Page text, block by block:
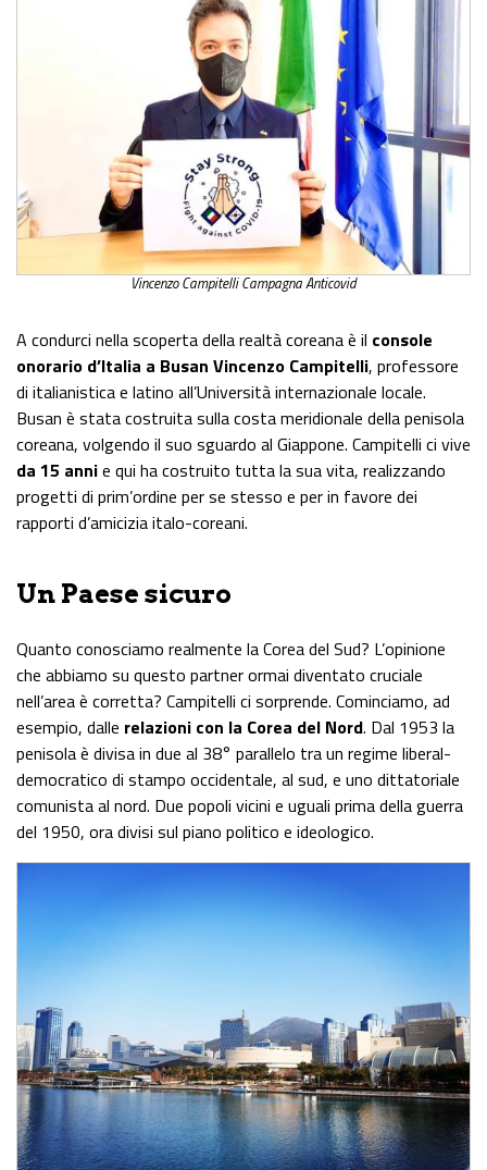
Vincenzo Campitelli Campagna Anticovid
A condurci nella scoperta della realtà coreana è il console
onorario d’Italia a Busan Vincenzo Campitelli, professore
di italianistica e latino all’Università internazionale locale.
Busan è stata costruita sulla costa meridionale della penisola
coreana, volgendo il suo sguardo al Giappone. Campitelli ci vive
da 15 annie qui ha costruito tutta la sua vita, realizzando
progetti di prim’ordine per se stesso e per in favore dei
rapporti d’amicizia italo-coreani.
Un Paese sicuro
Quanto conosciamo realmente la Corea del Sud? L’opinione
che abbiamo su questo partner ormai diventato cruciale
nell’area è corretta? Campitelli ci sorprende. Cominciamo, ad
esempio, dalle relazioni con la Corea del Nord. Dal 1953 la
penisola è divisa in due al 38° parallelo tra un regime liberal-
democratico di stampo occidentale, al sud, e uno dittatoriale
comunista al nord. Due popoli vicini e uguali prima della guerra
del 1950, ora divisi sul piano politico e ideologico.